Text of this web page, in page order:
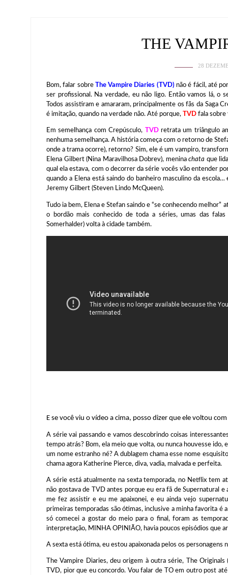
THE
28
Bom, falar sobre The Vampire Diaries (TVD) não é fácil, até
ser profissional. Na verdade, eu não ligo. Então vamos lá,
Todos assistiram e amararam, principalmente os fãs da Saga
é imitação, quando na verdade não. Até porque, TVD fala sobre
Em semelhança com Crepúsculo, TVDretrata um triângulo
nenhuma semelhança. A história começa com o retorno de
onde a trama ocorre), retorno? Sim, ele é um vampiro,
Elena Gilbert (Nina Maravilhosa Dobrev), meninachata que
qual ela estava, com o decorrer da série vocês vão entender
quando a Elena está saindo do banheiro masculino da
Jeremy Gilbert (Steven Lindo McQueen).
Tudo ia bem, Elena e Stefan saindo e “se conhecendo
o bordão mais conhecido de toda a séries, umas das
Somerhalder) volta à cidade também.
E se você viu o vídeo a cima, posso dizer que ele voltou
A série vai passando e vamos descobrindo coisas
tempo atrás? Bom, ela meio que volta, ou nunca houvesse ido,
um nome estranho né? A dublagem chama esse nome
chama agora Katherine Pierce, diva, vadia, malvada e perfeita.
A série está atualmente na sexta temporada, no Netflix tem
não gostava de TVD antes porque eu era fã de Supernatural
me fez assistir e eu me apaixonei, e eu ainda vejo
primeiras temporadas são ótimas, inclusive a minha favorita
só comecei a gostar do meio para o final, foram as
interpretação, MINHA OPINIÃO, havia poucos episódios que
A sexta está ótima, eu estou apaixonada pelos os personagens
The Vampire Diaries, deu origem à outra série, The
TVD, pior que eu concordo. Vou falar de TO em outro post